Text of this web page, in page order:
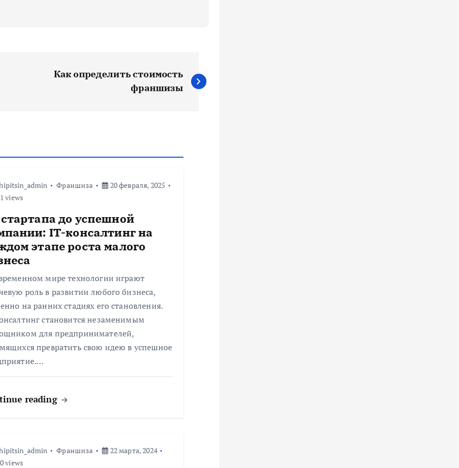
Как определить стоимость
франшизы
Франшиза
20 февраля, 2025
views
до успешной
IT-консалтинг на
этапе роста малого
мире технологии играют
роль в развитии любого бизнеса,
на ранних стадиях его становления.
становится незаменимым
для предпринимателей,
превратить свою идею в успешное
reading
Франшиза
22 марта, 2024
views